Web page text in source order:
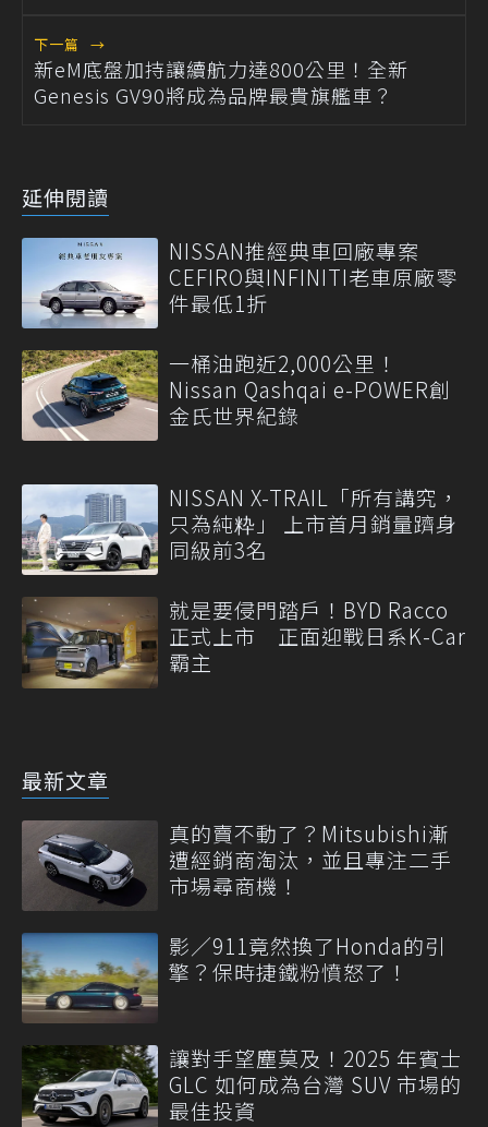
下一篇 →
新eM底盤加持讓續航力達800公里！全新
Genesis GV90將成為品牌最貴旗艦車？
延伸閱讀
NISSAN推經典車回廠專案
CEFIRO與INFINITI老車原廠零
件最低1折
一桶油跑近2,000公里！
Nissan Qashqai e-POWER創
金氏世界紀錄
NISSAN X-TRAIL「所有講究，
只為純粋」 上市首月銷量躋身
同級前3名
就是要侵門踏戶！BYD Racco
正式上市 正面迎戰日系K-Car
霸主
最新文章
真的賣不動了？Mitsubishi漸
遭經銷商淘汰，並且專注二手
市場尋商機！
影／911竟然換了Honda的引
擎？保時捷鐵粉憤怒了！
讓對手望塵莫及！2025 年賓士
GLC 如何成為台灣 SUV 市場的
最佳投資